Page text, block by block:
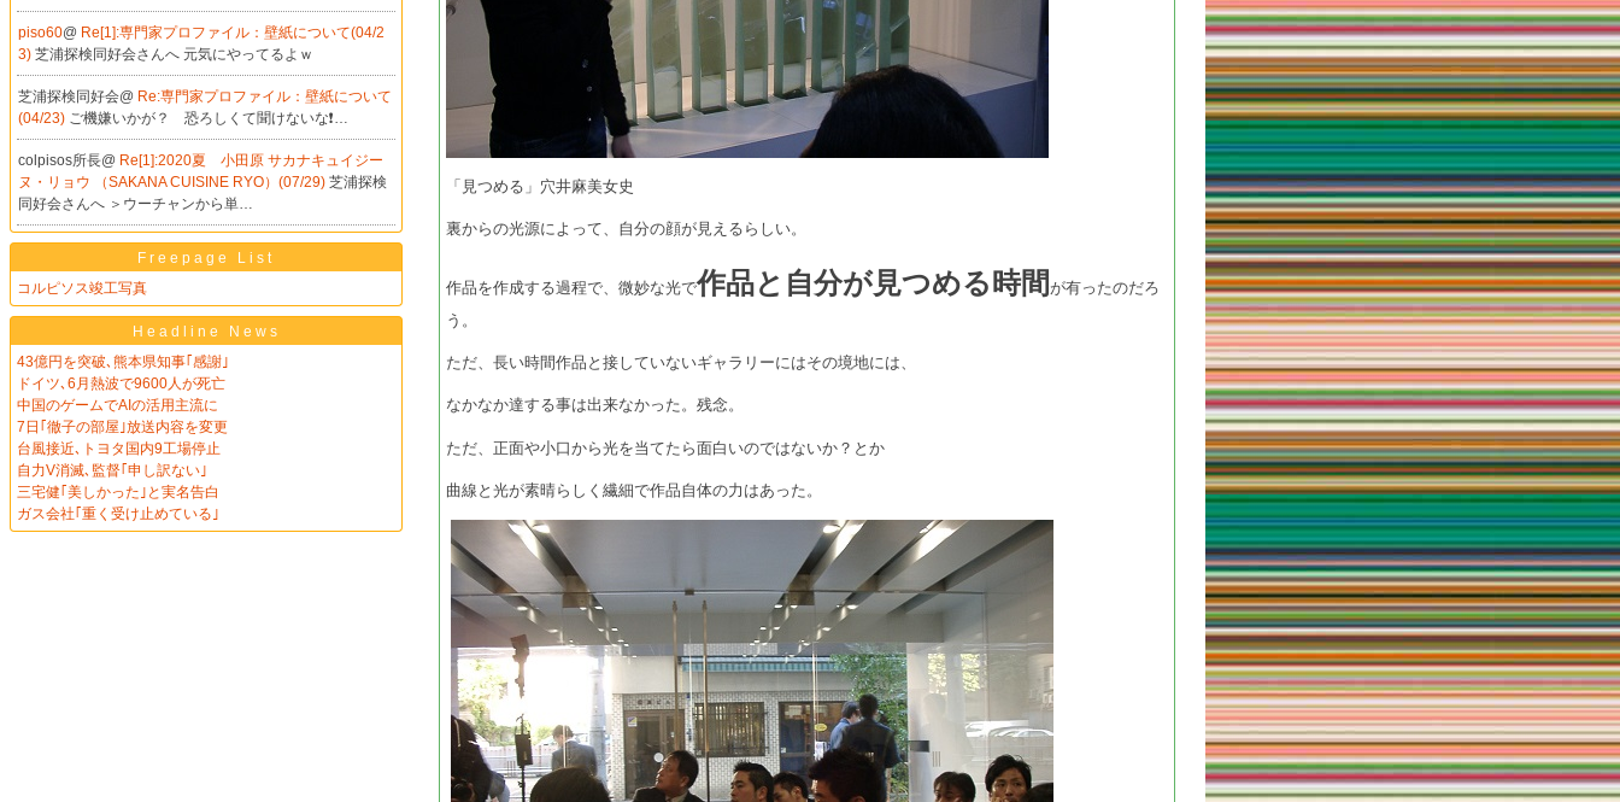
piso60@ Re[1]:専門家プロファイル：壁紙について(04/2
3) 芝浦探検同好会さんへ 元気にやってるよｗ
芝浦探検同好会@ Re:専門家プロファイル：壁紙について
(04/23) ご機嫌いかが？ 恐ろしくて聞けないな❗…
colpisos所長@ Re[1]:2020夏 小田原 サカナキュイジー
ヌ・リョウ （SAKANA CUISINE RYO）(07/29) 芝浦探検
同好会さんへ ＞ウーチャンから単…
Freepage List
コルピソス竣工写真
Headline News
43億円を突破､熊本県知事｢感謝｣
ドイツ､6月熱波で9600人が死亡
中国のゲームでAIの活用主流に
7日｢徹子の部屋｣放送内容を変更
台風接近､トヨタ国内9工場停止
自力V消滅､監督｢申し訳ない｣
三宅健｢美しかった｣と実名告白
ガス会社｢重く受け止めている｣
「見つめる」穴井麻美女史
裏からの光源によって、自分の顔が見えるらしい。
作品を作成する過程で、微妙な光で作品と自分が見つめる時間が有ったのだろ
う。
ただ、長い時間作品と接していないギャラリーにはその境地には、
なかなか達する事は出来なかった。残念。
ただ、正面や小口から光を当てたら面白いのではないか？とか
曲線と光が素晴らしく繊細で作品自体の力はあった。